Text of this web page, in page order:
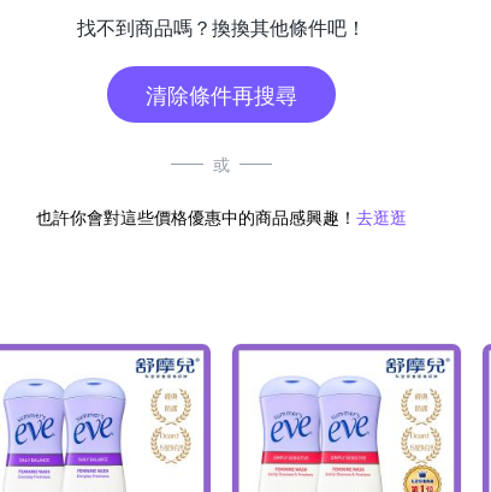
找不到商品嗎？換換其他條件吧！
清除條件再搜尋
或
也許你會對這些價格優惠中的商品感興趣！ 去逛逛